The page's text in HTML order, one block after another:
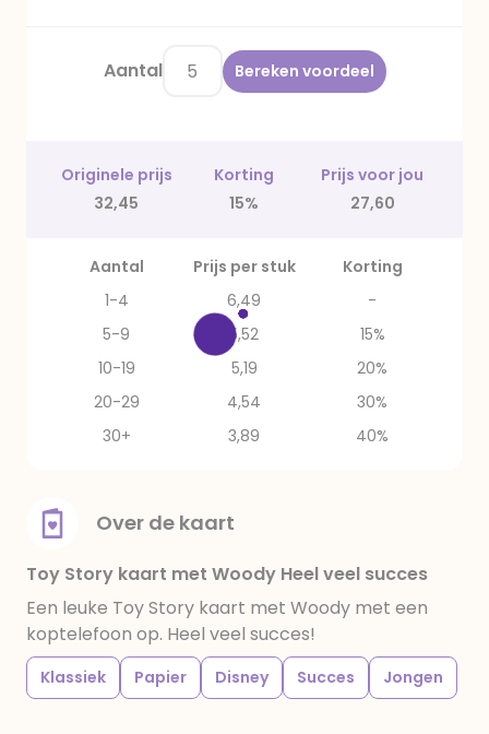
Aantal Bereken voordeel
Originele prijs Korting
Prijs voor jou
32,45
15% 27,60
Aantal Prijs per stuk
Korting
1-4
6,49
-
5-9
5,52
15%
10-19
5,19
20%
20-29
4,54
30%
30+
3,89 40%
Over de kaart
Toy Story kaart met Woody Heel veel succes
Een leuke Toy Story kaart met Woody met een
koptelefoon op. Heel veel succes!
Klassiek Papier Disney Succes Jongen